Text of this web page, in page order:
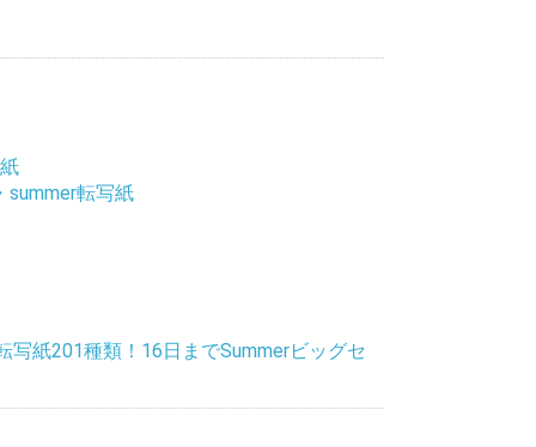
summer転写紙
写紙201種類！16日までSummerビッグセ